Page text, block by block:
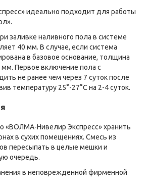
идеально подходит для работы
заливке наливного пола в системе
40 мм. В случае, если система
в базовое основание, толщина
мм. Первое включение пола с
не ранее чем через 7 суток после
температуру 25°-27°С на 2-4 суток.
«ВОЛМА-Нивелир Экспресс» хранить
в сухих помещениях. Смесь из
пересыпать в целые мешки и
очередь.
в неповрежденной фирменной